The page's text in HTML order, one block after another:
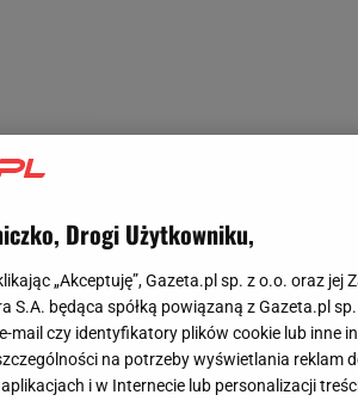
Drogi Użytkowniku,
„Akceptuję”, Gazeta.pl sp. z o.o. oraz jej
S.A. będąca spółką powiązaną z Gazeta.pl
mail czy identyfikatory plików cookie lub inne
na potrzeby wyświetlania reklam
i w Internecie lub personalizacji